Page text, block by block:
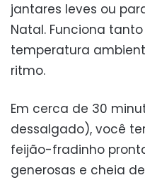
jantares leves ou
Natal. Funciona
temperatura
ritmo.
Em cerca de 30
dessalgado), você
feijão-fradinho
generosas e cheia